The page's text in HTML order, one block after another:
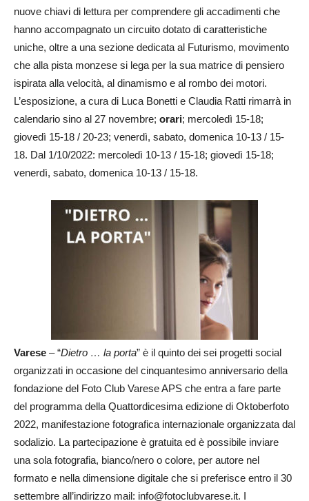
nuove chiavi di lettura per comprendere gli accadimenti che
hanno accompagnato un circuito dotato di caratteristiche
uniche, oltre a una sezione dedicata al Futurismo, movimento
che alla pista monzese si lega per la sua matrice di pensiero
ispirata alla velocità, al dinamismo e al rombo dei motori.
L’esposizione, a cura di Luca Bonetti e Claudia Ratti rimarrà in
calendario sino al 27 novembre; orari; mercoledì 15-18;
giovedì 15-18 / 20-23; venerdì, sabato, domenica 10-13 / 15-
18. Dal 1/10/2022: mercoledì 10-13 / 15-18; giovedì 15-18;
venerdì, sabato, domenica 10-13 / 15-18.
Varese – “Dietro … la porta” è il quinto dei sei progetti social
organizzati in occasione del cinquantesimo anniversario della
fondazione del Foto Club Varese APS che entra a fare parte
del programma della Quattordicesima edizione di Oktoberfoto
2022, manifestazione fotografica internazionale organizzata dal
sodalizio. La partecipazione è gratuita ed è possibile inviare
una sola fotografia, bianco/nero o colore, per autore nel
formato e nella dimensione digitale che si preferisce entro il 30
settembre all’indirizzo mail: info@fotoclubvarese.it. I